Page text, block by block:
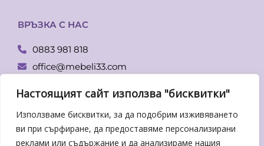
Настоящият сайт използва "бисквитки"
Използваме бисквитки, за да подобрим изживяването
ви при сърфиране, да предоставяме персонализирани
реклами или съдържание и да анализираме нашия
ВРЪЗКА С НАС
0883 981 818
office@mebeli33.com
гр. Пловдив, бул. Копривщица 14
Понеделник – Петък:
От 09.00-19.00 ч.